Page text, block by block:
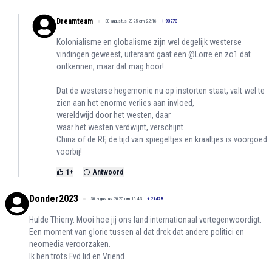
Dreamteam 30 augustus 2025 om 22:16 + 93273
Kolonialisme en globalisme zijn wel degelijk westerse
vindingen geweest, uiteraard gaat een @Lorre en zo1 dat
ontkennen, maar dat mag hoor!
Dat de westerse hegemonie nu op instorten staat, valt wel te
zien aan het enorme verlies aan invloed,
wereldwijd door het westen, daar
waar het westen verdwijnt, verschijnt
China of de RF, de tijd van spiegeltjes en kraaltjes is voorgoed
voorbij!
1 + Antwoord
Donder2023 30 augustus 2025 om 16:43 + 21428
Hulde Thierry. Mooi hoe jij ons land internationaal vertegenwoordigt.
Een moment van glorie tussen al dat drek dat andere politici en
neomedia veroorzaken.
Ik ben trots Fvd lid en Vriend.